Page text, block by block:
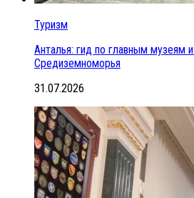
Туризм
Анталья: гид по главным музеям
Средиземноморья
31.07.2026